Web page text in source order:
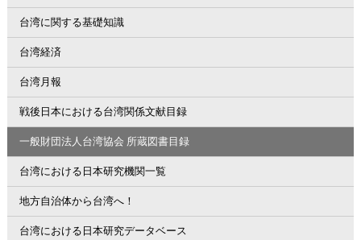
台湾に関する基礎知識
台湾経済
台湾月報
戦後日本における台湾関係文献目録
一般財団法人台湾協会 所蔵図書目録
台湾における日本研究機関一覧
地方自治体から台湾へ！
台湾における日本研究データベース